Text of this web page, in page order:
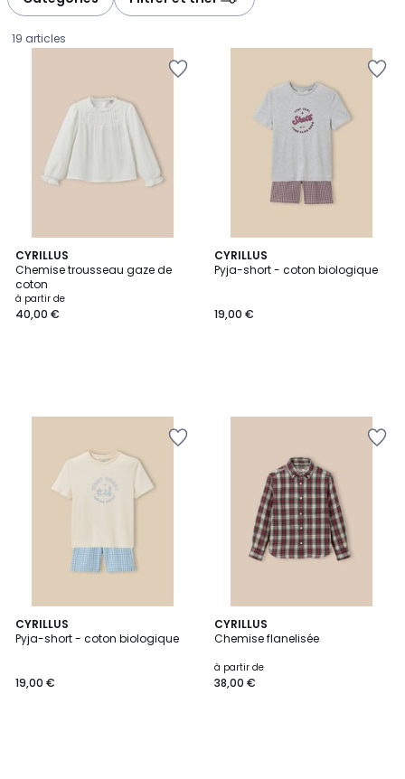
19 articles
CYRILLUS
Chemise trousseau gaze de
coton
Prix
à
à partir de
40,00 €
CYRILLUS
Pyja-short - coton biologique
19,00 €
CYRILLUS
Pyja-short - coton biologique
19,00 €
CYRILLUS
Chemise flanelisée
à partir de
38,00 €